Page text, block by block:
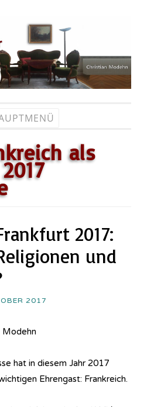
als
2017:
und
2017
Modehn
hat in diesem Jahr 2017
Ehrengast: Frankreich.